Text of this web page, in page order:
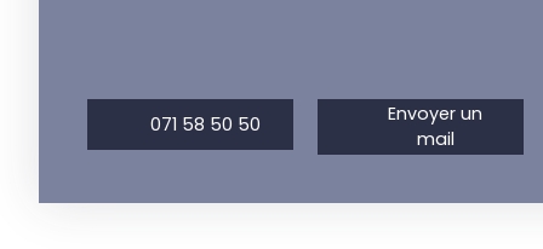
071 58 50 50
Envoyer un
mail